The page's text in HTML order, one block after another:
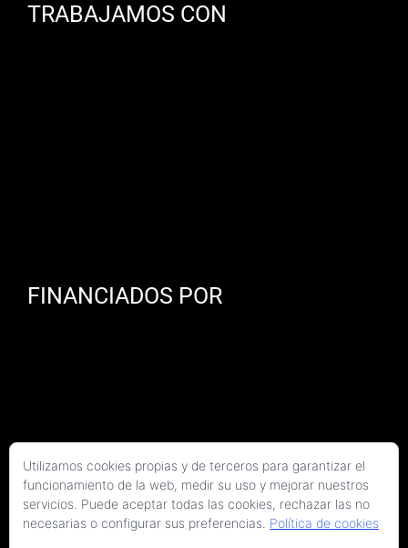
TRABAJAMOS CON
FINANCIADOS POR
Utilizamos cookies propias y de terceros para garantizar el
funcionamiento de la web, medir su uso y mejorar nuestros
servicios. Puede aceptar todas las cookies, rechazar las no
necesarias o configurar sus preferencias. Política de cookies